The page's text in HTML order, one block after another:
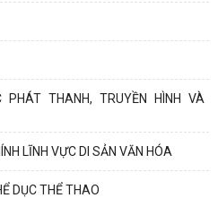
THANH, TRUYỀN HÌNH VÀ
LĨNH VỰC DI SẢN VĂN HÓA
DỤC THỂ THAO